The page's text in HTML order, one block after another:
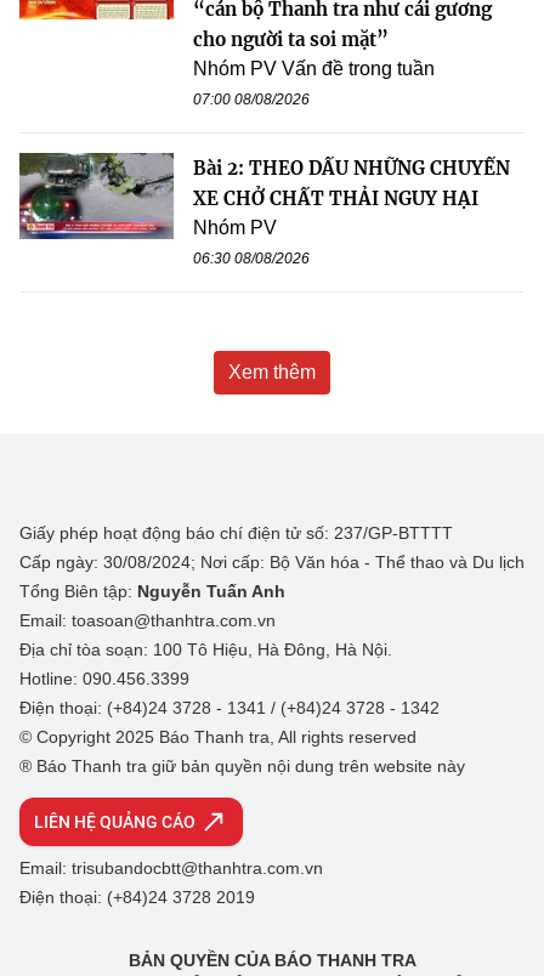
“cán bộ Thanh tra như cái gương
cho người ta soi mặt”
Nhóm PV Vấn đề trong tuần
07:00 08/08/2026
Bài 2: THEO DẤU NHỮNG CHUYẾN
XE CHỞ CHẤT THẢI NGUY HẠI
Nhóm PV
06:30 08/08/2026
Xem thêm
Giấy phép hoạt động báo chí điện tử số: 237/GP-BTTTT
Cấp ngày: 30/08/2024; Nơi cấp: Bộ Văn hóa - Thể thao và Du lịch
Tổng Biên tập: Nguyễn Tuấn Anh
Email: toasoan@thanhtra.com.vn
Địa chỉ tòa soạn: 100 Tô Hiệu, Hà Đông, Hà Nội.
Hotline: 090.456.3399
Điện thoại: (+84)24 3728 - 1341 / (+84)24 3728 - 1342
© Copyright 2025 Báo Thanh tra, All rights reserved
® Báo Thanh tra giữ bản quyền nội dung trên website này
LIÊN HỆ QUẢNG CÁO
Email: trisubandocbtt@thanhtra.com.vn
Điện thoại: (+84)24 3728 2019
BẢN QUYỀN CỦA BÁO THANH TRA